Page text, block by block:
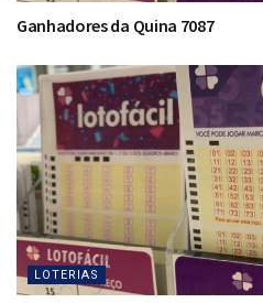
Ganhadores da Quina 7087
LOTERIAS